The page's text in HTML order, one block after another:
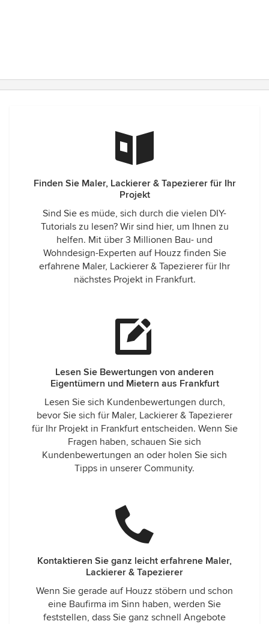
Finden Sie Maler, Lackierer & Tapezierer für Ihr
Projekt
Sind Sie es müde, sich durch die vielen DIY-
Tutorials zu lesen? Wir sind hier, um Ihnen zu
helfen. Mit über 3 Millionen Bau- und
Wohndesign-Experten auf Houzz finden Sie
erfahrene Maler, Lackierer & Tapezierer für Ihr
nächstes Projekt in Frankfurt.
Lesen Sie Bewertungen von anderen
Eigentümern und Mietern aus Frankfurt
Lesen Sie sich Kundenbewertungen durch,
bevor Sie sich für Maler, Lackierer & Tapezierer
für Ihr Projekt in Frankfurt entscheiden. Wenn Sie
Fragen haben, schauen Sie sich
Kundenbewertungen an oder holen Sie sich
Tipps in unserer Community.
Kontaktieren Sie ganz leicht erfahrene Maler,
Lackierer & Tapezierer
Wenn Sie gerade auf Houzz stöbern und schon
eine Baufirma im Sinn haben, werden Sie
feststellen, dass Sie ganz schnell Angebote